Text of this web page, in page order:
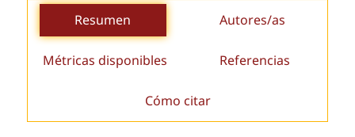
Resumen Autores/as
Métricas disponibles Referencias
Cómo citar